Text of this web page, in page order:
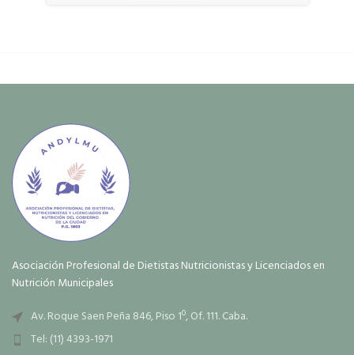
Asociación Profesional de Dietistas Nutricionistas y Licenciados en
Nutrición Municipales
Av. Roque Saen Peña 846, Piso 1º, Of. 111. Caba.
Tel: (11) 4393-1971